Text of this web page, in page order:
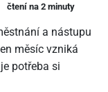
čtení na 2 minuty
a nástupu
měsíc vzniká
potřeba si